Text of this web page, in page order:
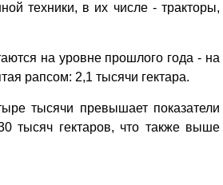
техники, в их числе - тракторы,
на уровне прошлого года - на
рапсом: 2,1 тысячи гектара.
тысячи превышает показатели
тысяч гектаров, что также выше